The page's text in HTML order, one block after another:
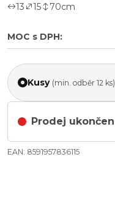
13 15 70cm
MOC s DPH:
Kusy (min. odběr 12 ks)
Prodej ukončen
EAN: 8591957836115